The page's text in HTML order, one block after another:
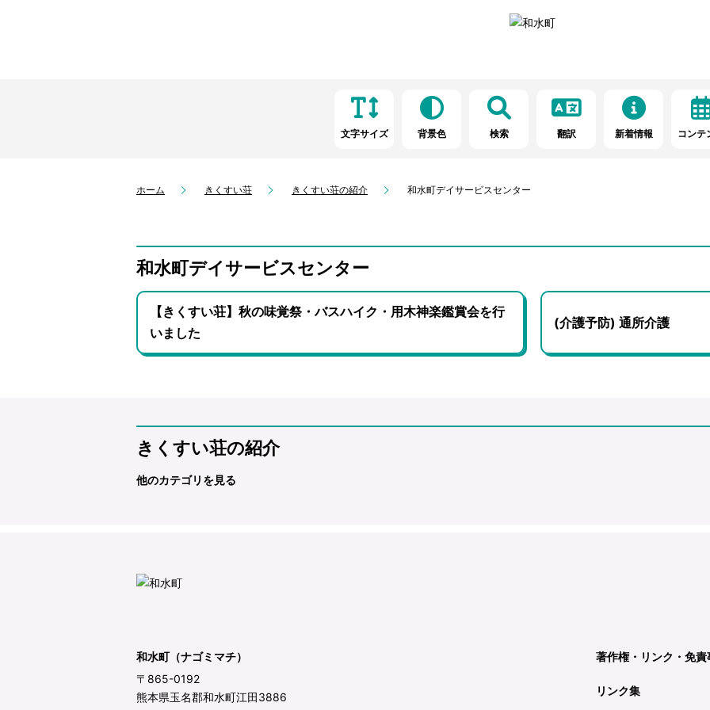
文字サイズ 背景色 検索 翻訳 新着情報 コンテ
ホーム きくすい荘 きくすい荘の紹介 和水町デイサービスセンター
和水町デイサービスセンター
【きくすい荘】秋の味覚祭・バスハイク・用木神楽鑑賞会を行
いました
(介護予防) 通所介護
きくすい荘の紹介
他のカテゴリを見る
和水町（ナゴミマチ）
〒865-0192
熊本県玉名郡和水町江田3886
著作権・リンク・免責
リンク集